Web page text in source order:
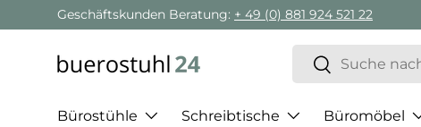
Direkt zum Inhalt
Geschäftskunden Beratung: + 49 (0) 881 924 521 22
Suchen
Suchen
Bürostühle Schreibtische Büromöbel